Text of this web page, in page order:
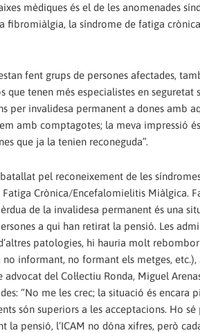
mèdiques és el de les anomenades
fibromiàlgia, la síndrome de fatiga
fent grups de persones afectades,
que tenen més especialistes en
per invalidesa permanent a dones amb
amb comptagotes; la meva impressió
que ja la tenien reconeguda”.
pel reconeixement de les
Crònica/Encefalomielitis Miàlgica.
de la invalidesa permanent és una
a qui han retirat la pensió. Les
patologies, hi hauria molt
no informant, no formant els metges,
del Col·lectiu Ronda, Miguel
“No me les crec; la situació és encara
són superiors a les acceptacions. Ho
pensió, l’ICAM no dóna xifres, però